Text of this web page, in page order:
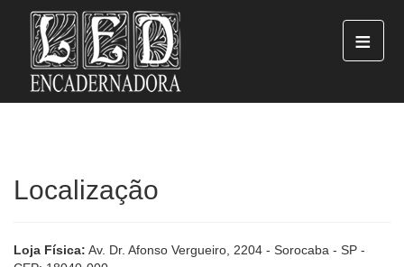
≡
Localização
Loja Física: Av. Dr. Afonso Vergueiro, 2204 - Sorocaba - SP -